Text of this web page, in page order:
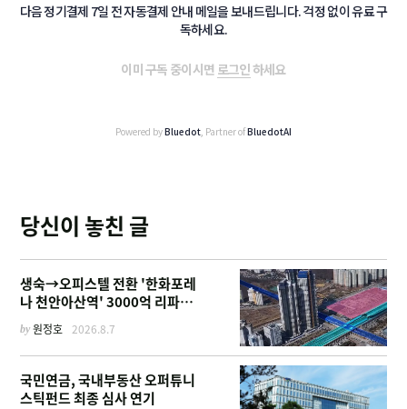
다음 정기결제 7일 전 자동결제 안내 메일을 보내드립니다. 걱정 없이 유료 구
독하세요.
이미 구독 중이시면 로그인하세요
Powered byBluedot , Partner ofBluedotAI
당신이 놓친 글
생숙→오피스텔 전환 '한화포레
나 천안아산역' 3000억 리파이
낸싱
by원정호 2026.8.7
국민연금, 국내부동산 오퍼튜니
스틱펀드 최종 심사 연기